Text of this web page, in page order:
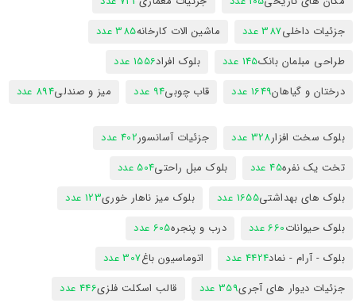
جزئیات داخلی387 عدد ماشین الات کارخانه385 عدد
طراحی مبلمان بانک145 عدد بلوک افراد1556 عدد
درختان و گیاهان1649 عدد قاب چوبی94 عدد میز و صندلی894 عدد
بلوک سخت افزار328 عدد جزئیات آسانسور402 عدد
تخت یک نفره45 عدد بلوک مبل راحتی504 عدد
بلوک های بهداشتی1655 عدد بلوک میز ناهار خوری123 عدد
بلوک حیوانات660 عدد درب و پنجره605 عدد
بلوک - آرام - نماد4424 عدد اتوماسیون باغ307 عدد
جزئیات دیوار های آجری359 عدد قالب اسکلت فلزی446 عدد